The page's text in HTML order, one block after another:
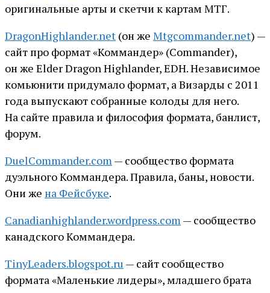
оригинальные арты и скетчи к картам МТГ.
DragonHighlander.net (он же Mtgcommander.net) —
сайт про формат «Коммандер» (Commander),
он же Elder Dragon Highlander, EDH. Независимое
комьюнити придумало формат, а Визарды с 2011
года выпускают собранные колоды для него.
На сайте правила и философия формата, банлист,
форум.
DuelCommander.com — сообщество формата
дуэльного Коммандера. Правила, баны, новости.
Они же на Фейсбуке.
Canadianhighlander.wordpress.com — сообщество
канадского Коммандера.
TinyLeaders.blogspot.ru — сайт сообщество
формата «Маленькие лидеры», младшего брата